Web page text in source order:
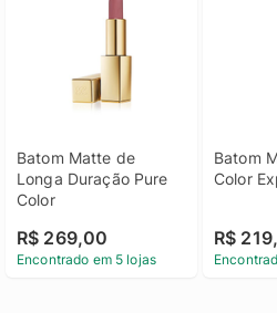
Batom Matte de
Longa Duração Pure
Color
R$ 269,00
Encontrado em 5 lojas
Batom
Color
R$